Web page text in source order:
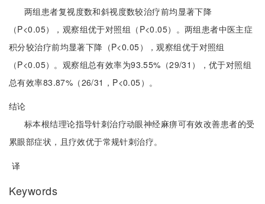
两组患者复视度数和斜视度数较治疗前均显著下降
（P<0.05），观察组优于对照组（P<0.05）。两组患者中医主症
积分较治疗前均显著下降（P<0.05），观察组优于对照组
（P<0.05）。观察组总有效率为93.55%（29/31），优于对照组
总有效率83.87%（26/31，P<0.05）。
结论
标本根结理论指导针刺治疗动眼神经麻痹可有效改善患者的受
累眼部症状，且疗效优于常规针刺治疗。
译
Keywords